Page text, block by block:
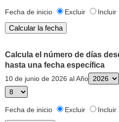
Fecha de inicio Excluir Incluir
Calcula el número de días
hasta una fecha específica
10 de junio de 2026 al Año
Fecha de inicio Excluir Incluir